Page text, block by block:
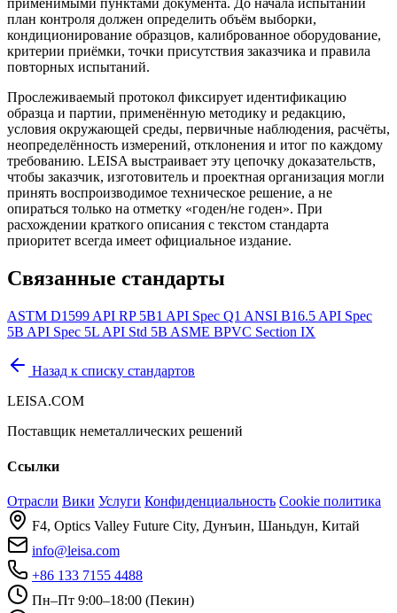
применимыми пунктами документа. До начала испытаний
план контроля должен определить объём выборки,
кондиционирование образцов, калиброванное оборудование,
критерии приёмки, точки присутствия заказчика и правила
повторных испытаний.
Прослеживаемый протокол фиксирует идентификацию
образца и партии, применённую методику и редакцию,
условия окружающей среды, первичные наблюдения, расчёты,
неопределённость измерений, отклонения и итог по каждому
требованию. LEISA выстраивает эту цепочку доказательств,
чтобы заказчик, изготовитель и проектная организация могли
принять воспроизводимое техническое решение, а не
опираться только на отметку «годен/не годен». При
расхождении краткого описания с текстом стандарта
приоритет всегда имеет официальное издание.
Связанные стандарты
ASTM D1599 API RP 5B1 API Spec Q1 ANSI B16.5 API Spec
5B API Spec 5L API Std 5B ASME BPVC Section IX
Назад к списку стандартов
LEISA.COM
Поставщик неметаллических решений
Ссылки
Отрасли Вики Услуги Конфиденциальность Cookie политика
F4, Optics Valley Future City, Дунъин, Шаньдун, Китай
info@leisa.com
+86 133 7155 4488
Пн–Пт 9:00–18:00 (Пекин)